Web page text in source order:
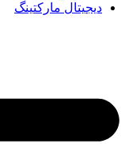
دیجیتال مارکتینگ